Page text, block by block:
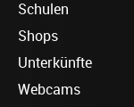
Schulen
Shops
Unterkünfte
Webcams